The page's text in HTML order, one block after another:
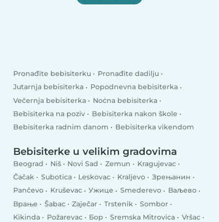
Pronađite bebisiterku
Pronađite dadilju
Jutarnja bebisiterka
Popodnevna bebisiterka
Večernja bebisiterka
Noćna bebisiterka
Bebisiterka na poziv
Bebisiterka nakon škole
Bebisiterka radnim danom
Bebisiterka vikendom
Bebisiterke u velikim gradovima
Beograd Niš Novi Sad Zemun
Kragujevac
Čačak
Subotica Leskovac Kraljevo
Зрењанин
Pančevo
Kruševac Ужице Smederevo
Ваљево
Врање
Šabac Zaječar Trstenik
Sombor
Kikinda
Požarevac Бор Sremska Mitrovica
Vršac